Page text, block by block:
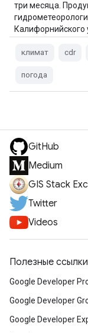
три месяца.
Калифорнийского
климат cdr
погода
GitHub
Medium
GIS Stack
Twitter
Videos
Полезные ссылки
Google Developer
Google Developer
Google Developer